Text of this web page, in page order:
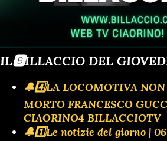
IL🅱️ILLACCIO DEL
🔔4️⃣LA LOCOMOTIVA NON
MORTO FRANCESCO
CIAORINO4 BILLACCIOTV
🔔1️⃣Le notizie del giorno |